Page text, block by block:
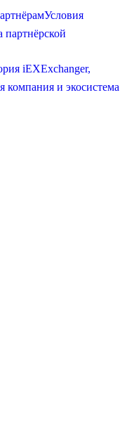
Условия
партнёрской
iEXExchanger,
компания и экосистема